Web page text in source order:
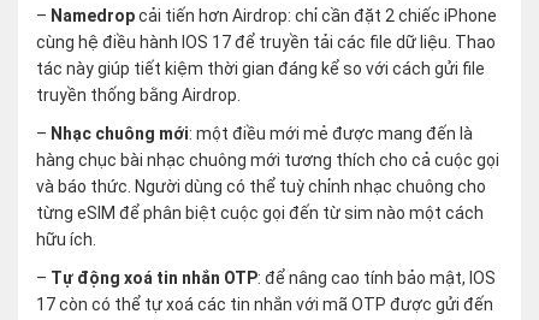
– Namedropcải tiến hơn Airdrop: chỉ cần đặt 2 chiếc iPhone
cùng hệ điều hành IOS 17 để truyền tải các file dữ liệu. Thao
tác này giúp tiết kiệm thời gian đáng kể so với cách gửi file
truyền thống bằng Airdrop.
– Nhạc chuông mới: một điều mới mẻ được mang đến là
hàng chục bài nhạc chuông mới tương thích cho cả cuộc gọi
và báo thức. Người dùng có thể tuỳ chỉnh nhạc chuông cho
từng eSIM để phân biệt cuộc gọi đến từ sim nào một cách
hữu ích.
– Tự động xoá tin nhắn OTP: để nâng cao tính bảo mật, IOS
17 còn có thể tự xoá các tin nhắn với mã OTP được gửi đến